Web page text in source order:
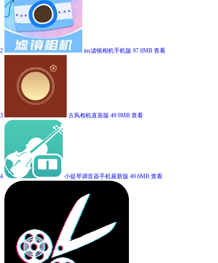
2 ins滤镜相机手机版 97.8MB 查看
3 古风相机直装版 49.9MB 查看
4 小提琴调音器手机最新版 49.6MB 查看